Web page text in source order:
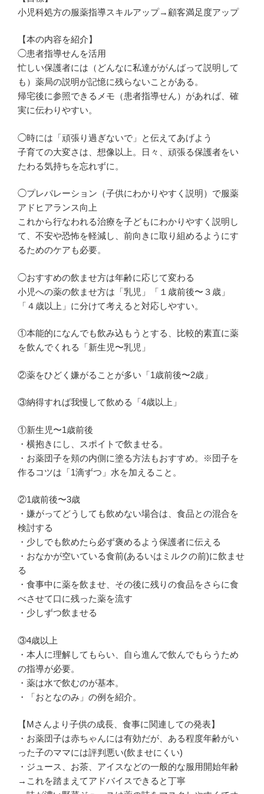
小児科処方の服薬指導スキルアップ→顧客満足度アップ
【本の内容を紹介】
◯患者指導せんを活用
忙しい保護者には（どんなに私達ががんばって説明して
も）薬局の説明が記憶に残らないことがある。
帰宅後に参照できるメモ（患者指導せん）があれば、確
実に伝わりやすい。
◯時には「頑張り過ぎないで」と伝えてあげよう
子育ての大変さは、想像以上。日々、頑張る保護者をい
たわる気持ちを忘れずに。
◯プレパレーション（子供にわかりやすく説明）で服薬
アドヒアランス向上
これから行なわれる治療を子どもにわかりやすく説明し
て、不安や恐怖を軽減し、前向きに取り組めるようにす
るためのケアも必要。
◯おすすめの飲ませ方は年齢に応じて変わる
小児への薬の飲ませ方は「乳児」「１歳前後〜３歳」
「４歳以上」に分けて考えると対応しやすい。
①本能的になんでも飲み込もうとする、比較的素直に薬
を飲んでくれる「新生児〜乳児」
②薬をひどく嫌がることが多い「1歳前後〜2歳」
③納得すれば我慢して飲める「4歳以上」
①新生児〜1歳前後
・横抱きにし、スポイトで飲ませる。
・お薬団子を頬の内側に塗る方法もおすすめ。※団子を
作るコツは「1滴ずつ」水を加えること。
②1歳前後〜3歳
・嫌がってどうしても飲めない場合は、食品との混合を
検討する
・少しでも飲めたら必ず褒めるよう保護者に伝える
・おなかが空いている食前(あるいはミルクの前)に飲ませ
る
・食事中に薬を飲ませ、その後に残りの食品をさらに食
べさせて口に残った薬を流す
・少しずつ飲ませる
③4歳以上
・本人に理解してもらい、自ら進んで飲んでもらうため
の指導が必要。
・薬は水で飲むのが基本。
・「おとなのみ」の例を紹介。
【Mさんより子供の成長、食事に関連しての発表】
・お薬団子は赤ちゃんには有効だが、ある程度年齢がい
った子のママには評判悪い(飲ませにくい)
・ジュース、お茶、アイスなどの一般的な服用開始年齢
→これを踏まえてアドバイスできると丁寧